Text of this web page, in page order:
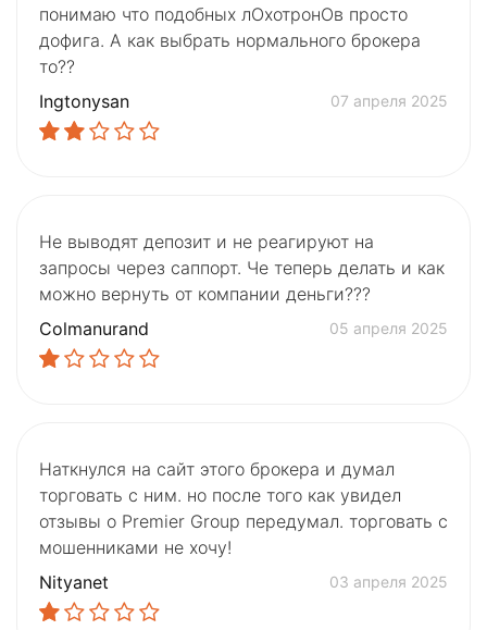
понимаю что подобных лОхотронОв просто
дофига. А как выбрать нормального брокера
то??
Ingtonysan
07 апреля 2025
Не выводят депозит и не реагируют на
запросы через саппорт. Че теперь делать и как
можно вернуть от компании деньги???
Colmanurand
05 апреля 2025
Наткнулся на сайт этого брокера и думал
торговать с ним. но после того как увидел
отзывы о Premier Group передумал. торговать с
мошенниками не хочу!
Nityanet
03 апреля 2025